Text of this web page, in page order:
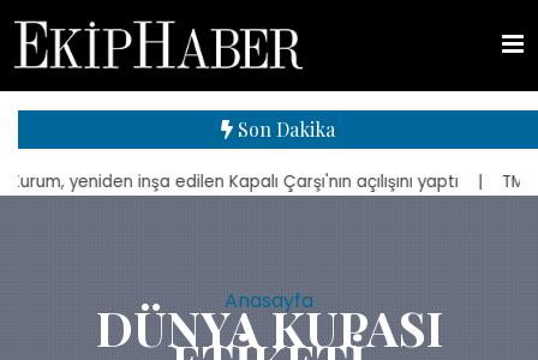
Son Dakika
inşa edilen Kapalı Çarşı'nın açılışını yaptı | TMSF, Ahbap
DÜNYA KUPASI
Anasayfa